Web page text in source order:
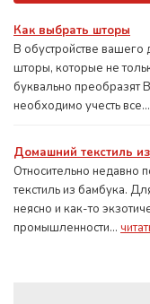
Как выбрать шторы
В обустройстве вашего
шторы, которые не
буквально преобразят
необходимо учесть все...
Домашний текстиль
Относительно недавно
текстиль из бамбука.
неясно и как-то
промышленности...